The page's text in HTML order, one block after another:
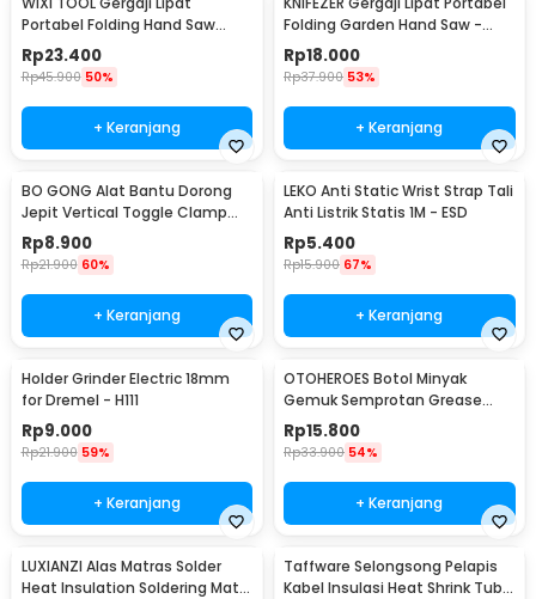
Portabel Folding Hand Saw
39cm - JSZ-002
Rp23.400
Rp45.900 50%
+ Keranjang
Folding Garden Hand Saw -
LA145
Rp18.000
Rp37.900 53%
+ Keranjang
BO GONG Alat Bantu Dorong
Jepit Vertical Toggle Clamp
Hold Down Handle - GH-13009
Rp8.900
Rp21.900 60%
+ Keranjang
LEKO Anti Static Wrist Strap Tali
Anti Listrik Statis 1M - ESD
Rp5.400
Rp15.900 67%
+ Keranjang
Holder Grinder Electric 18mm
for Dremel - H111
Rp9.000
Rp21.900 59%
+ Keranjang
OTOHEROES Botol Minyak
Gemuk Semprotan Grease
Gun 250ml - Q001
Rp15.800
Rp33.900 54%
+ Keranjang
LUXIANZI Alas Matras Solder
Heat Insulation Soldering Mat
Taffware Selongsong Pelapis
Kabel Insulasi Heat Shrink Tube